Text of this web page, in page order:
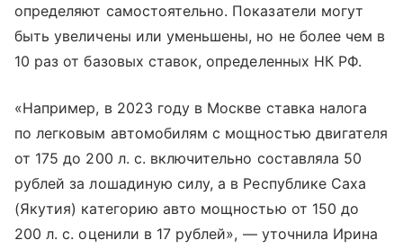
определяют самостоятельно. Показатели могут
быть увеличены или уменьшены, но не более чем в
10 раз от базовых ставок, определенных НК РФ.
«Например, в 2023 году в Москве ставка налога
по легковым автомобилям с мощностью двигателя
от 175 до 200 л. с. включительно составляла 50
рублей за лошадиную силу, а в Республике Саха
(Якутия) категорию авто мощностью от 150 до
200 л. с. оценили в 17 рублей», — уточнила Ирина